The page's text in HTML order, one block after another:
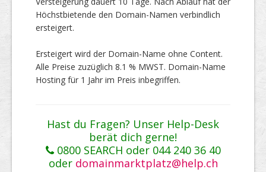
Höchstbietende den Domain-Namen verbindlich
ersteigert.
Ersteigert wird der Domain-Name ohne Content.
Alle Preise zuzüglich 8.1 % MWST. Domain-Name
Hosting für 1 Jahr im Preis inbegriffen.
Hast du Fragen? Unser Help-Desk
berät dich gerne!
0800 SEARCH oder 044 240 36 40
oder domainmarktplatz@help.ch